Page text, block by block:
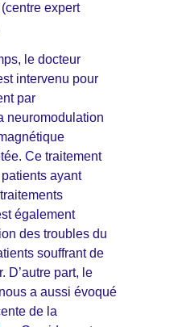
expert
le docteur
intervenu pour
par
neuromodulation
Ce traitement
ayant
également
des troubles du
souffrant de
D’autre part, le
a aussi évoqué
de la